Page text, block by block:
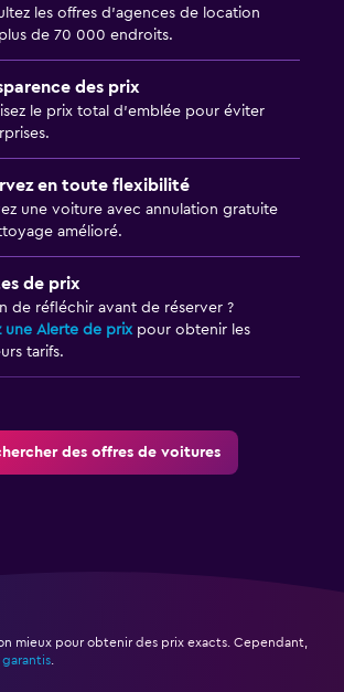
les offres d’agences de location
de 70 000 endroits.
des prix
le prix total d’emblée pour éviter
en toute flexibilité
une voiture avec annulation gratuite
amélioré.
de prix
de réfléchir avant de réserver ?
une Alerte de prixpour obtenir les
tarifs.
des offres de voitures
mieux pour obtenir des prix exacts. Cependant,
garantis